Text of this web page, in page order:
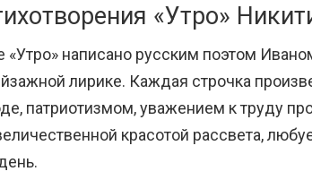
«Утро»
«Утро» написано русским поэтом
лирике. Каждая строчка
патриотизмом, уважением к труду
красотой рассвета,